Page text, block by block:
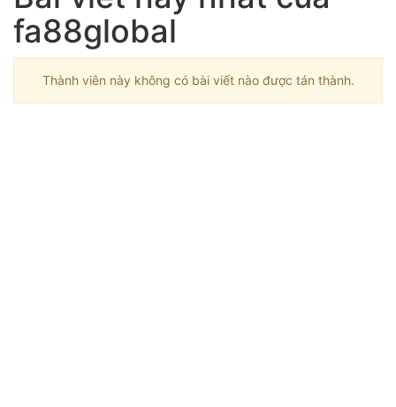
fa88global
Thành viên này không có bài viết nào được tán thành.